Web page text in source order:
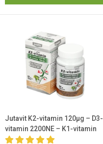
Jutavit K2-vitamin 120µg – D3-
vitamin 2200NE – K1-vitamin
700µg 60 kapszula